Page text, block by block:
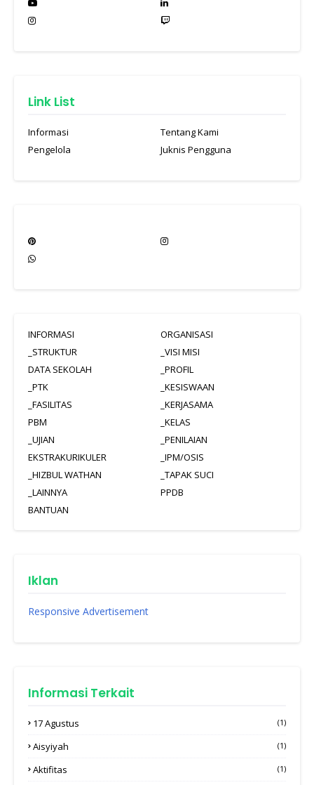
Link List
Informasi
Tentang Kami
Pengelola
Juknis Pengguna
INFORMASI
ORGANISASI
_STRUKTUR
_VISI MISI
DATA SEKOLAH
_PROFIL
_PTK
_KESISWAAN
_FASILITAS
_KERJASAMA
PBM
_KELAS
_UJIAN
_PENILAIAN
EKSTRAKURIKULER
_IPM/OSIS
_HIZBUL WATHAN
_TAPAK SUCI
_LAINNYA
PPDB
BANTUAN
Iklan
Responsive Advertisement
Informasi Terkait
17 Agustus (1)
Aisyiyah (1)
Aktifitas (1)